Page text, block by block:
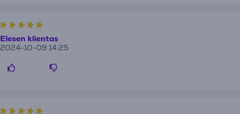
Elesen klientas
2024-10-09 14:25